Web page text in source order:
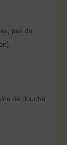
pas de
de douche